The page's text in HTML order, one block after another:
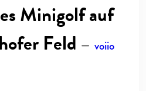
Minigolf auf
Feld — voiio